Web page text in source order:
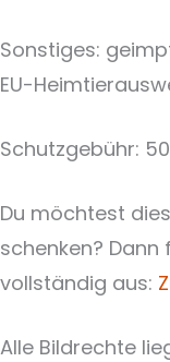
Sonstiges:
EU-
Schutzgebühr:
Du möchtest
schenken?
vollständig aus:
Alle Bildrechte